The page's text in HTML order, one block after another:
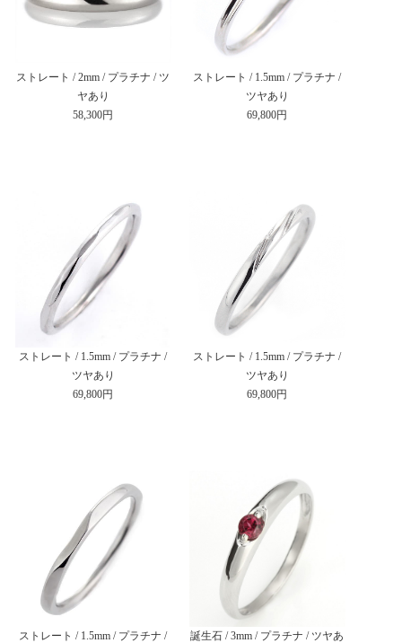
ストレート / 1.5mm / プラチナ /
ツヤあり
69,800円
ストレート / 1.5mm / プラチナ /
ツヤあり
69,800円
ストレート / 1.5mm / プラチナ /
ツヤあり
69,800円
ストレート / 1.5mm / プラチナ /
ストレート / 2mm / プラチナ / ツ
ヤあり
58,300円
誕生石 / 3mm / プラチナ / ツヤあ